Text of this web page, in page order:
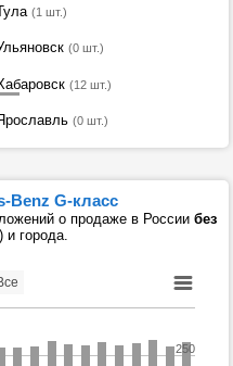
(1 шт.)
(0 шт.)
(12 шт.)
(0 шт.)
Benz G-класс
о продаже в России без
) и города.
250